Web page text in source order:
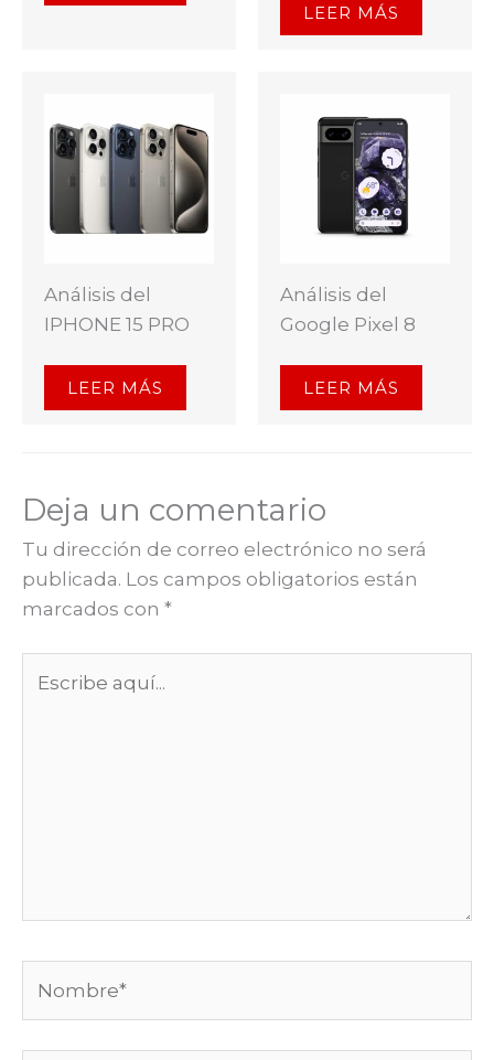
LEER MÁS
Análisis del
IPHONE 15 PRO
LEER MÁS
Análisis del
Google Pixel 8
LEER MÁS
Deja un comentario
Tu dirección de correo electrónico no será
publicada. Los campos obligatorios están
marcados con *
aquí...